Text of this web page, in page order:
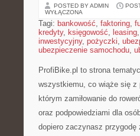
POSTED BY ADMIN
WYŁĄCZONA
Tagi: bankowość, faktoring,
kredyty, księgowość, leasing,
inwestycyjny, pożyczki,
ubezpieczenie samochodu,
ProfiBike.pl to strona
wszystkiemu, co wiąże się z
którym zamiłowanie do
oraz podpowiedziami dla
dopiero zaczynasz